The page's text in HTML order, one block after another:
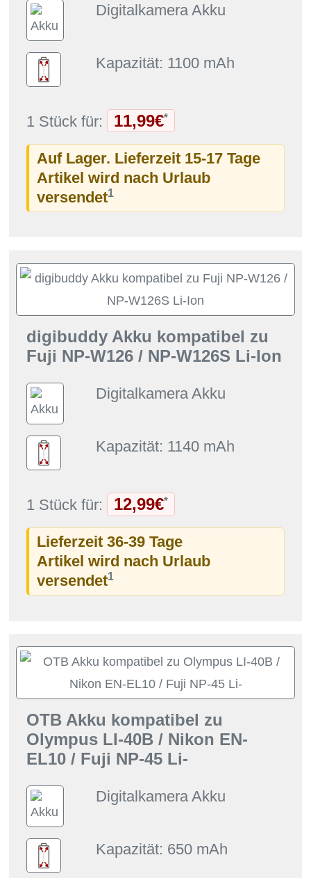
Digitalkamera Akku
Kapazität: 1100 mAh
1 Stück für: 11,99€*
Auf Lager. Lieferzeit 15-17 Tage
Artikel wird nach Urlaub
versendet1
digibuddy Akku kompatibel zu
Fuji NP-W126 / NP-W126S Li-Ion
Digitalkamera Akku
Kapazität: 1140 mAh
1 Stück für: 12,99€*
Lieferzeit 36-39 Tage
Artikel wird nach Urlaub
versendet1
OTB Akku kompatibel zu
Olympus LI-40B / Nikon EN-
EL10 / Fuji NP-45 Li-
Digitalkamera Akku
Kapazität: 650 mAh